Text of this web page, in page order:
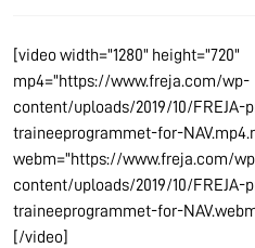
[video width="1280" height="720"
mp4="https://www.freja.com/wp-
content/uploads/2019/10/FREJA-
traineeprogrammet-for-
webm="https://www.freja.com/
content/uploads/2019/10/FREJA-
traineeprogrammet-for-
[/video]